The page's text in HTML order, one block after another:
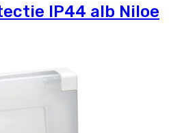
IP44 alb Niloe